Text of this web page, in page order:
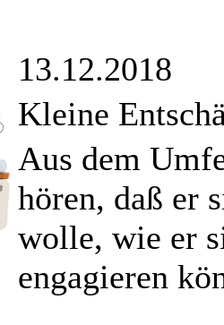
13.12.2018
Kleine
Aus dem
hören, daß er
wolle, wie er
engagieren